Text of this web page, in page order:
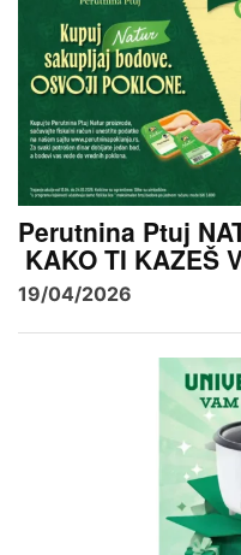
Perutnina Ptuj
KAKO TI KAZEŠ
19/04/2026